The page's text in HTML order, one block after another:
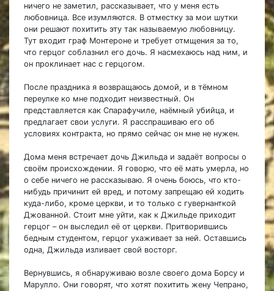
ничего не заметил, рассказывает, что у меня есть
любовница. Все изумляются. В отместку за мои шутки
они решают похитить эту так называемую любовницу.
Тут входит граф Монтероне и требует отмщения за то,
что герцог соблазнил его дочь. Я насмехаюсь над ним, и
он проклинает нас с герцогом.
После праздника я возвращаюсь домой, и в тёмном
переулке ко мне подходит неизвестный. Он
представляется как Спарафучиле, наёмный убийца, и
предлагает свои услуги. Я расспрашиваю его об
условиях контракта, но прямо сейчас он мне не нужен.
Дома меня встречает дочь Джильда и задаёт вопросы о
своём происхождении. Я говорю, что её мать умерла, но
о себе ничего не рассказываю. Я очень боюсь, что кто-
нибудь причинит ей вред, и потому запрещаю ей ходить
куда-либо, кроме церкви, и то только с гувернанткой
Джованной. Стоит мне уйти, как к Джильде приходит
герцог – он выследил её от церкви. Притворившись
бедным студентом, герцог ухаживает за ней. Оставшись
одна, Джильда изливает свой восторг.
Вернувшись, я обнаруживаю возле своего дома Борсу и
Марулло. Они говорят, что хотят похитить жену Чепрано,